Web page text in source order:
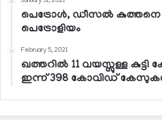
പെട്രോള്‍, ഡീസല്‍ കുത്തനെ
പെട്രോളിയം
February 5, 2021
ഖത്തറില്‍ 11 വയസ്സുള്ള കുട്ടി
ഇന്ന് 398 കോവിഡ്